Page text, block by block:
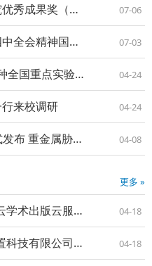
我校荣获第十届教育部科学研究优秀成果奖（人文社会科学） 07-06
我校获批研究阐释党的二十届四中全会精神国家社会科学基金重大专项 07-03
聚力聚智 共商共谋 草食家畜育种全国重点实验室（筹）学术委员会会议召开 04-24
来校调研 04-24
“低镉1号”小麦60K基因芯片正式发布 重金属胁迫抗逆育种有了中国芯 04-08
更多 »
关于西北农林科技大学“方正鸿云学术出版云服务平台”项目单一来源采购的公示 04-18
关于西北农林科技大学“上海科置科技有限公司期刊国际数据库录入服务”项目单一来源采购的公示 04-18